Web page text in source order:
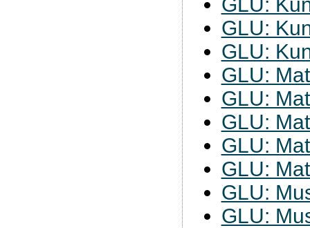
GLU:
GLU:
GLU:
GLU:
GLU:
GLU:
GLU:
GLU:
GLU:
GLU: